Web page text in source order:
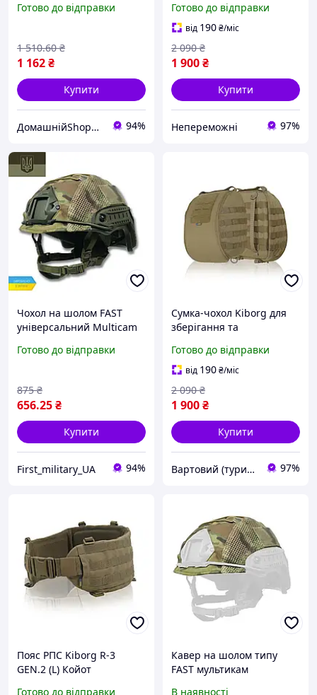
фиксации и удобства
Готово до відправки
1 162₴
1 510.60 ₴
Купити
ДомашнійShop🏡✨ - замовлення онлайн не виходячи з дому💕 94%
Койот |neper-2318|
Готово до відправки
від 190₴/міс
1 900₴
2 090 ₴
Купити
Непереможні 97%
Чохол на шолом FAST
універсальний Multicam
сіткою та велкро
Готово до відправки
656.25₴
875 ₴
Купити
First_military_UA 94%
Сумка-чохол Kiborg для
зберігання та
Койот (2318-vart)
Готово до відправки
від 190₴/міс
1 900₴
2 090 ₴
Купити
Вартовий (туризм, полювання та кемпінг) 97%
Пояс РПС Kiborg R-3
GEN.2 (L) Койот
Готово до відправки
Кавер на шолом типу
FAST мультикам
В наявності